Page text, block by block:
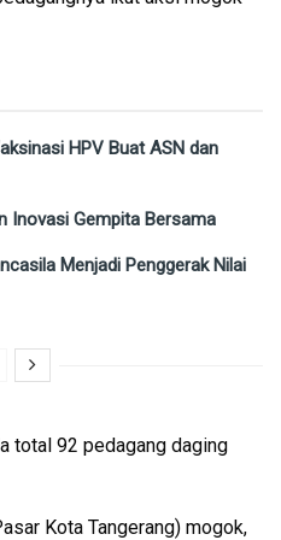
HPV Buat ASN dan
Inovasi Gempita Bersama
Menjadi Penggerak Nilai
total 92 pedagang daging
Kota Tangerang) mogok,